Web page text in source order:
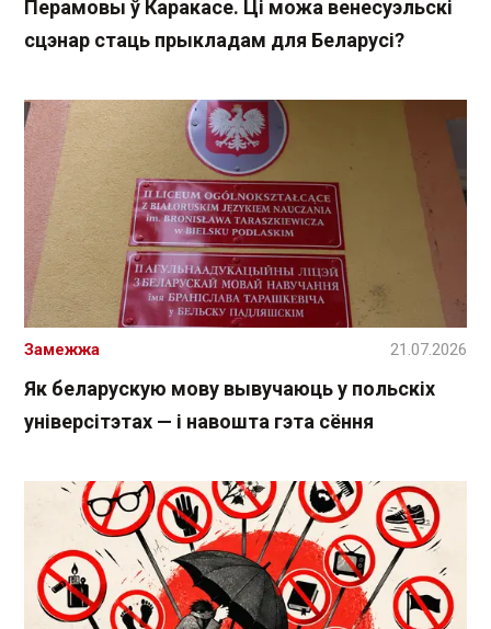
Перамовы ў Каракасе. Ці можа венесуэльскі
сцэнар стаць прыкладам для Беларусі?
Як беларускую мову вывучаюць у польскіх
універсітэтах — і навошта гэта сёння
Замежжа 21.07.2026